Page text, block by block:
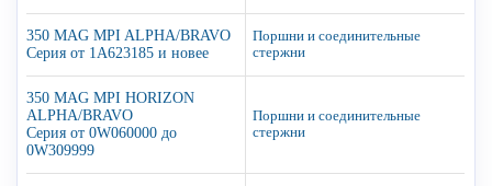
350 MAG MPI ALPHA/BRAVO
Серия от 1A623185 и новее
Поршни и соединительные
стержни
350 MAG MPI HORIZON
ALPHA/BRAVO
Серия от 0W060000 до
0W309999
Поршни и соединительные
стержни